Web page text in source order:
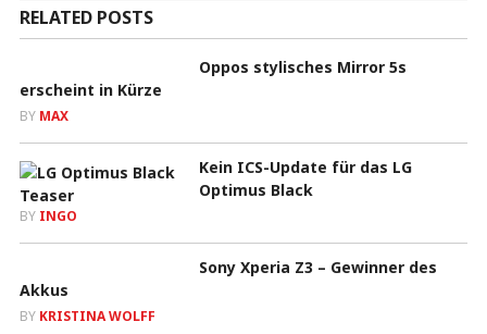
RELATED POSTS
Oppos stylisches Mirror 5s
erscheint in Kürze
BY MAX
Kein ICS-Update für das LG
Optimus Black
BY INGO
Sony Xperia Z3 – Gewinner des
Akkus
BY KRISTINA WOLFF